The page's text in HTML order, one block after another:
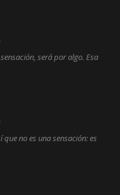
será por algo. Esa
no es una sensación: es